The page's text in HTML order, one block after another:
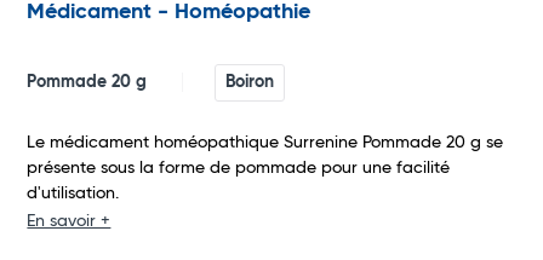
Total
Médicament - Homéopathie
Pommade 20 g Boiron
Le médicament homéopathique Surrenine Pommade 20 g se
présente sous la forme de pommade pour une facilité
d'utilisation.
En savoir +